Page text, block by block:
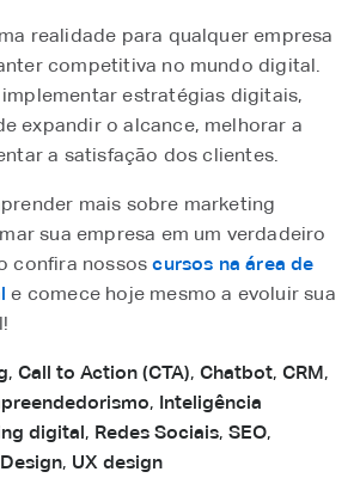
realidade para qualquer empresa
competitiva no mundo digital.
estratégias digitais,
expandir o alcance, melhorar a
a satisfação dos clientes.
mais sobre marketing
sua empresa em um verdadeiro
confira nossoscursos na área de
e comece hoje mesmo a evoluir sua
, Call to Action (CTA), Chatbot, CRM,
, Inteligência
digital, Redes Sociais, SEO,
, UX design